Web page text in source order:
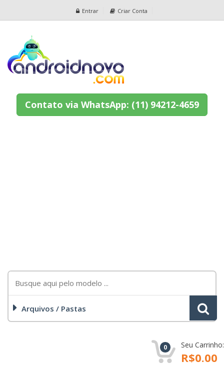
Entrar Criar Conta
Contato via WhatsApp: (11) 94212-4659
Arquivos / Pastas
0 Seu Carrinho:
R$0.00